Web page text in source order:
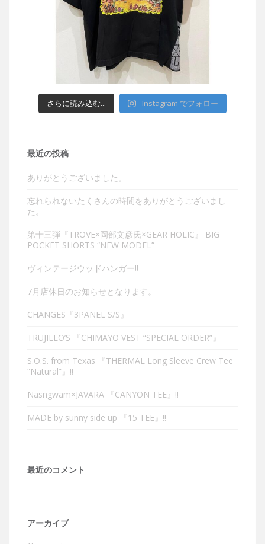
さらに読み込む... Instagram でフォロー
最近の投稿
ありがとうございました。
忘れられないたくさんの時間をありがとうございまし
た。
第十三弾『TROVE×岡部文彦氏×GEAR HOLIC』 BIG
POCKET SHORTS “NEW MODEL”
ヴィンテージウッドハンガー‼︎
7月店休日のお知らせとなります。
CHANGES『3PANEL S/S』
TRUJILLO’S 『CHIMAYO VEST “SPECIAL ORDER”』
S.O.S. from Texas 『THERMAL Long Sleeve Crew Tee
“Natural”』‼︎
Nasngwam×JAVARA 『CANYON TEE』‼︎
MADE by sunny side up 『15 TEE』‼︎
最近のコメント
アーカイブ